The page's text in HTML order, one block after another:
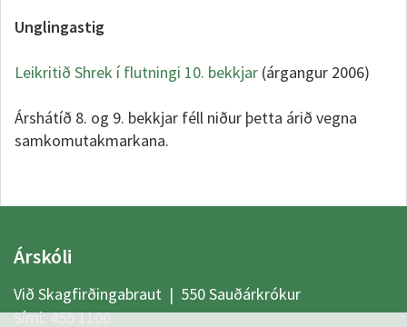
Unglingastig
Leikritið Shrek í flutningi 10. bekkjar (árgangur 2006)
Árshátíð 8. og 9. bekkjar féll niður þetta árið vegna
samkomutakmarkana.
Árskóli
Við Skagfirðingabraut | 550 Sauðárkrókur
Sími:455 1100